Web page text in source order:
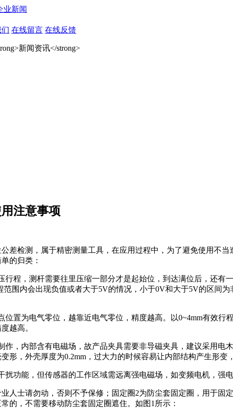
业新闻
在线留言 在线反馈
注意事项
差检测，属于精密测量工具，在应用过程中，为了避免使用不
的归类：
行程，测杆需要往里压缩一部分才是起始位，到达满位后，还
范围内会出现负值或者大于5V的情况，小于0V和大于5V的区间
位置为电气零位，越靠近电气零位，精度越高。以0~4mm有效
越高。
作，内部含有电磁场，故产品夹具需要非导磁夹具，建议采用
形，外壳厚度为0.2mm，过大力的时候容易让内部结构产生形变
扰功能，但传感器的工作区域需远离强电磁场，如变频电机，强
人士请勿动，否则不予保修；固定圈2为防尘套固定圈，用于
的，不需要移动防尘套固定圈遮住。如图1所示：